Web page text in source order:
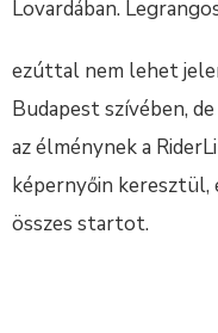
Lovardában.
ezúttal nem lehet
Budapest szívében,
az élménynek a
képernyőin keresztül,
összes startot.